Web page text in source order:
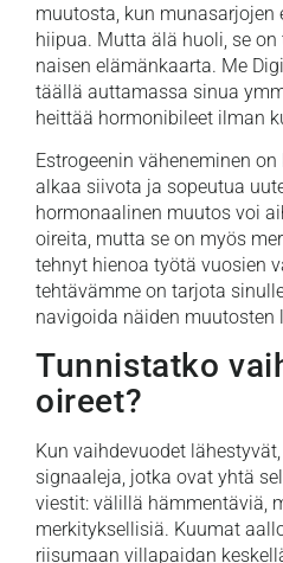
muutosta, kun munasarjojen
hiipua. Mutta älä huoli, se
naisen elämänkaarta. Me
täällä auttamassa sinua
heittää hormonibileet ilman
Estrogeenin väheneminen
alkaa siivota ja sopeutua
hormonaalinen muutos voi
oireita, mutta se on myös
tehnyt hienoa työtä vuosien
tehtävämme on tarjota
navigoida näiden muutosten
Tunnistatko
oireet?
Kun vaihdevuodet
signaaleja, jotka ovat yhtä
viestit: välillä hämmentäviä,
merkityksellisiä. Kuumat
riisumaan villapaidan